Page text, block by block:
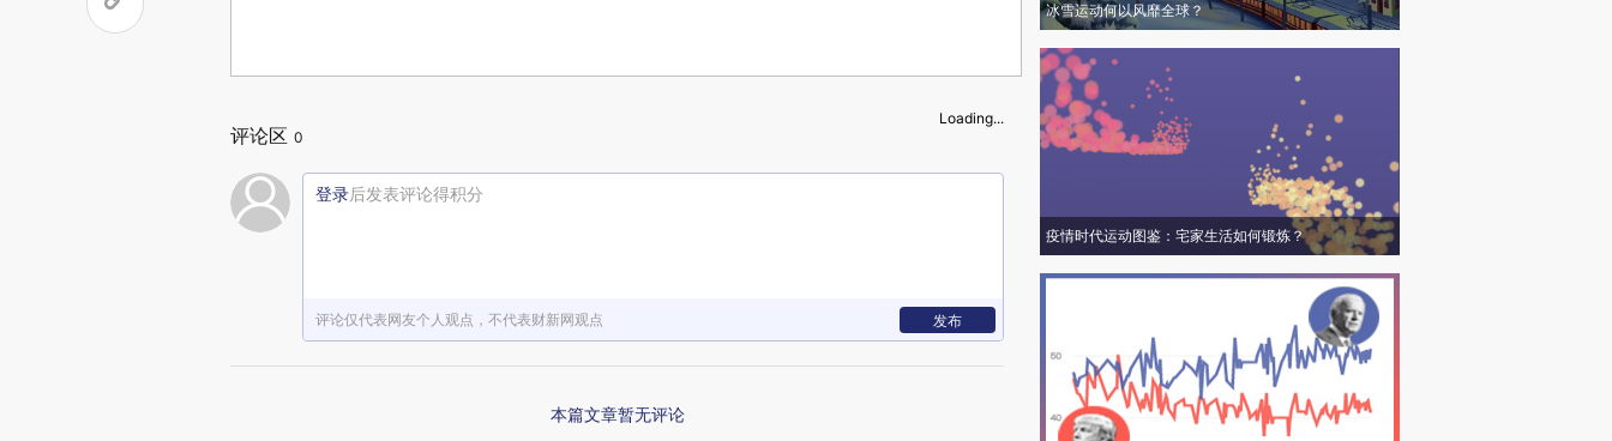
Loading...
评论区 0
登录后发表评论得积分
评论仅代表网友个人观点，不代表财新网观点 发布
本篇文章暂无评论
冰雪运动何以风靡全球？
疫情时代运动图鉴：宅家生活如何锻炼？